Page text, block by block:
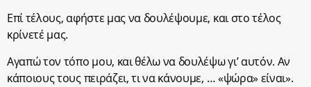
Επί τέλους, αφήστε μας να δουλέψουμε, και στο τέλος
κρίνετέ μας.
Αγαπώ τον τόπο μου, και θέλω να δουλέψω γι’ αυτόν. Αν
κάποιους τους πειράζει, τι να κάνουμε, … «ψώρα» είναι».